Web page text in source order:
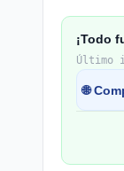
¡Todo
Último
🌐